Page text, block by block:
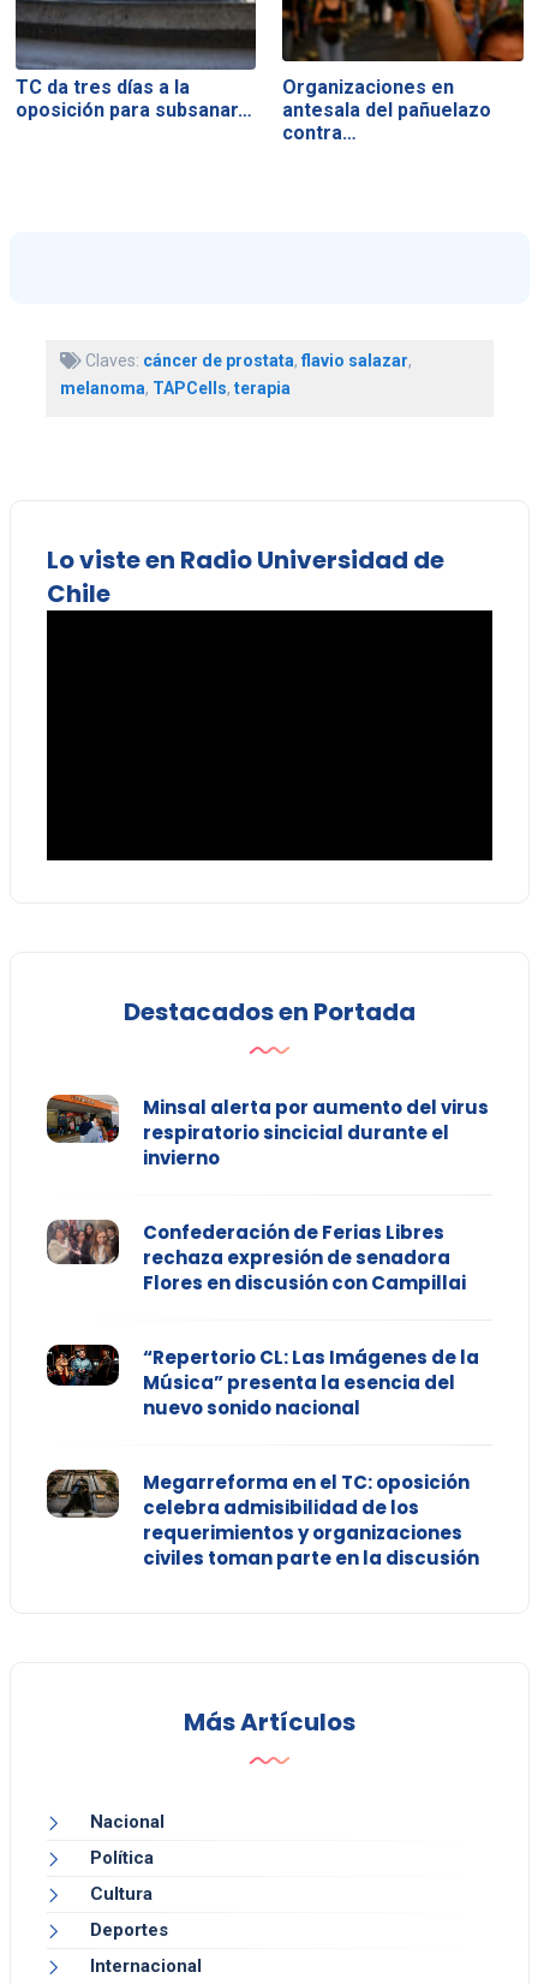
TC da tres días a la
oposición para subsanar…
Organizaciones en
antesala del pañuelazo
contra…
Claves: cáncer de prostata,flavio salazar,
melanoma, TAPCells, terapia
Lo viste en Radio Universidad de
Chile
Destacados en Portada
Minsal alerta por aumento del virus
respiratorio sincicial durante el
invierno
Confederación de Ferias Libres
rechaza expresión de senadora
Flores en discusión con Campillai
“Repertorio CL: Las Imágenes de la
Música” presenta la esencia del
nuevo sonido nacional
Megarreforma en el TC: oposición
celebra admisibilidad de los
requerimientos y organizaciones
civiles toman parte en la discusión
Más Artículos
Nacional
Política
Cultura
Deportes
Internacional